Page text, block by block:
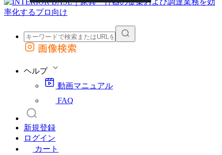
外部サイトの商品をカートに追加
画像検索
ヘルプ
動画マニュアル
FAQ
新規登録
ログイン
カート